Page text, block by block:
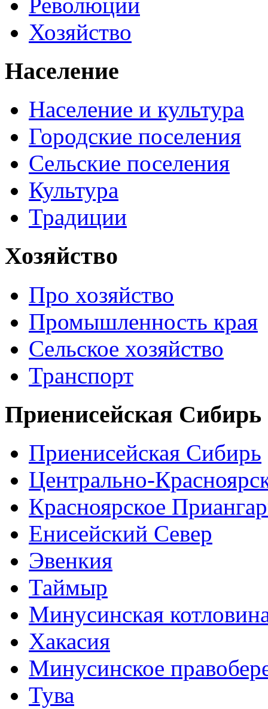
Хозяйство
Население
Население и культура
Городские поселения
Сельские поселения
Культура
Традиции
Хозяйство
Про хозяйство
Промышленность края
Сельское хозяйство
Транспорт
Приенисейская Сибирь
Приенисейская Сибирь
Центрально-
Красноярское
Енисейский Север
Эвенкия
Таймыр
Минусинская
Хакасия
Минусинское
Тува